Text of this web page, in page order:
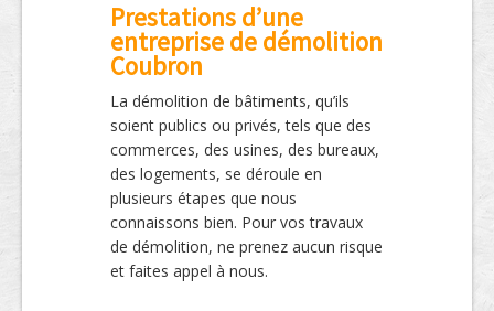
Prestations d’une
entreprise de démolition
Coubron
La démolition de bâtiments, qu’ils
soient publics ou privés, tels que des
commerces, des usines, des bureaux,
des logements, se déroule en
plusieurs étapes que nous
connaissons bien. Pour vos travaux
de démolition, ne prenez aucun risque
et faites appel à nous.